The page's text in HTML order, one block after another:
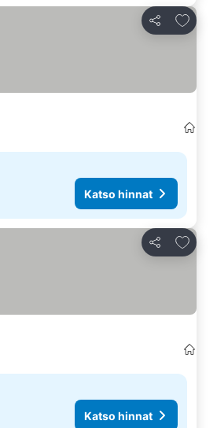
Jaa
Lisää
Katso hinnat
Jaa
Lisää
Katso hinnat